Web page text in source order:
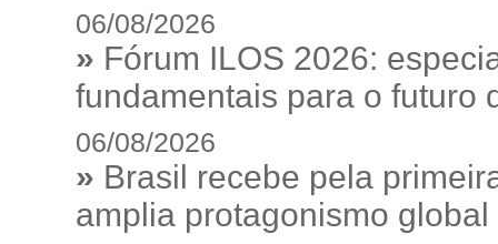
06/08/2026
» Fórum ILOS 2026:
fundamentais para o futuro
06/08/2026
» Brasil recebe pela
amplia protagonismo